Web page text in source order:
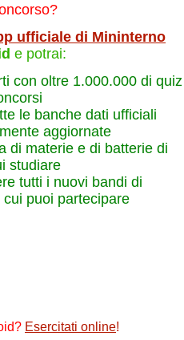
ufficiale di Mininterno
e potrai:
con oltre 1.000.000 di quiz
le banche dati ufficiali
aggiornate
di materie e di batterie di
studiare
tutti i nuovi bandi di
puoi partecipare
Esercitati online!